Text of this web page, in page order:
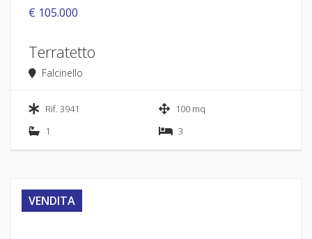
€ 105.000
Terratetto
Falcinello
Rif. 3941
100 mq
1
3
VENDITA